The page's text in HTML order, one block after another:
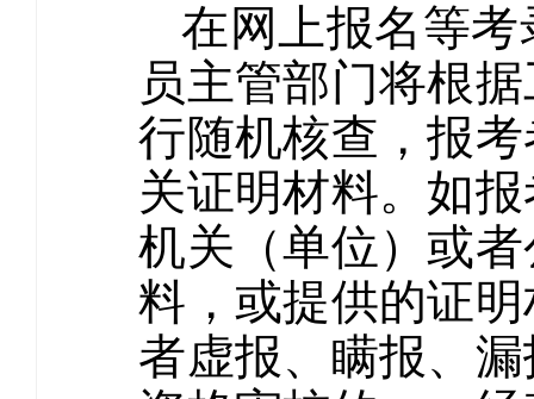
在网上报名等
员主管部门将根
行随机核查，报
关证明材料。如
机关（单位）或
料，或提供的证
者虚报、瞒报、